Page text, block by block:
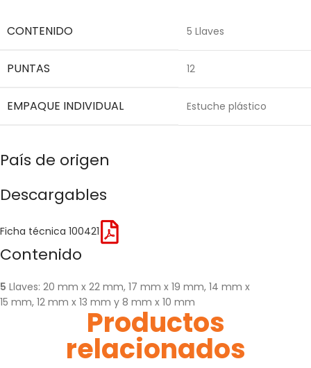
CONTENIDO 5 Llaves
PUNTAS 12
EMPAQUE INDIVIDUAL Estuche plástico
País de origen
Descargables
Ficha técnica 100421
Contenido
5 Llaves: 20 mm x 22 mm, 17 mm x 19 mm, 14 mm x
15 mm, 12 mm x 13 mm y 8 mm x 10 mm
Productos
relacionados